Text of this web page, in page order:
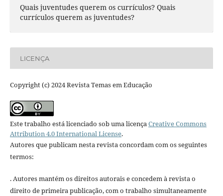
Quais juventudes querem os currículos? Quais
currículos querem as juventudes?
LICENÇA
Copyright (c) 2024 Revista Temas em Educação
Este trabalho está licenciado sob uma licençaCreative Commons
Attribution 4.0 International License.
Autores que publicam nesta revista concordam com os seguintes
termos:
. Autores mantém os direitos autorais e concedem à revista o
direito de primeira publicação, com o trabalho simultaneamente